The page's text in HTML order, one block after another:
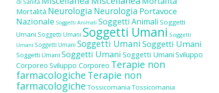
Mortalità Neurologia Neurologia Portavoce
Nazionale Soggetti Animali Soggetti Animali Soggetti
Umani Soggetti Umani Soggetti Umani Soggetti
Umani Soggetti Umani Soggetti UmaniSoggetti Umani
Soggetti Umani Soggetti Umani Soggetti Umani Sviluppo
Corporeo Sviluppo Corporeo Terapie non
farmacologicheTerapie non
farmacologiche Tossicomania Tossicomania